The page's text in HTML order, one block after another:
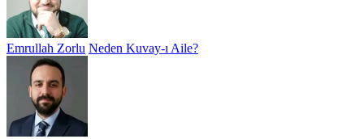
Emrullah Zorlu Neden Kuvay-ı Aile?